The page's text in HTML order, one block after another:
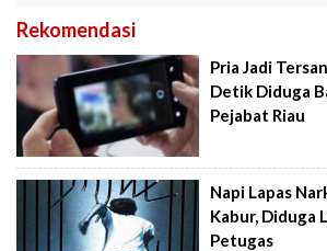
Rekomendasi
Pria Jadi
Detik Diduga
Pejabat Riau
Napi Lapas
Kabur, Diduga
Petugas